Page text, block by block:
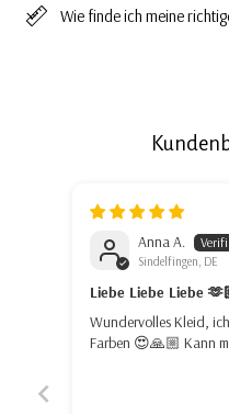
Wie finde ich meine
Anna A.
Sindelfingen, DE
Liebe Liebe Liebe
Wundervolles Kleid,
Farben 😍🙏🏼 Kann